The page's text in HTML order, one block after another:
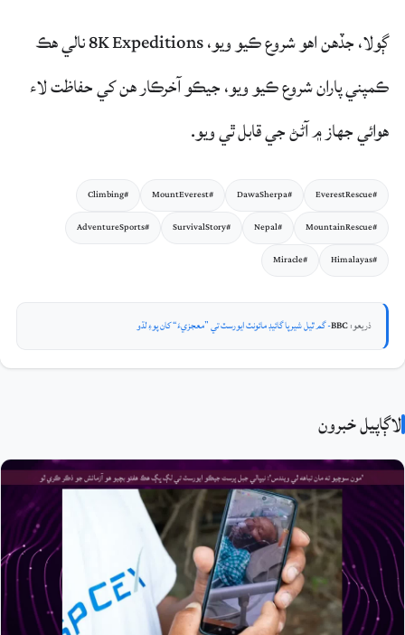
ڳولا، جڏهن اهو شروع ڪيو ويو، 8K Expeditions نالي هڪ
ڪمپني پاران شروع ڪيو ويو، جيڪو آخرڪار هن کي حفاظت لاء
هوائي جهاز ۾ آڻڻ جي قابل ٿي ويو.
#EverestRescue
#DawaSherpa
#MountEverest
#Climbing
#MountainRescue
#Nepal
#SurvivalStory
#AdventureSports
#Himalayas
#Miracle
ذريعو:BBC- گم ٿيل شيرپا گائيڊ مائونٽ ايورسٽ تي ”معجزيءَ“ کان پوءِ لڌو
لاڳاپيل خبرون